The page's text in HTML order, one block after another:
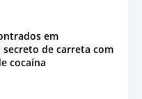
em
de carreta com
cocaína